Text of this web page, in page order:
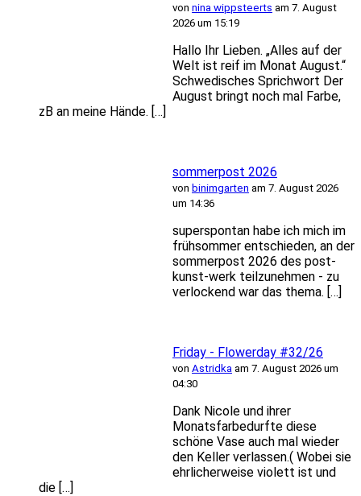
von nina wippsteerts am 7. August
2026 um 15:19
Hallo Ihr Lieben. „Alles auf der
Welt ist reif im Monat August.“
Schwedisches Sprichwort Der
August bringt noch mal Farbe,
zB an meine Hände. […]
sommerpost 2026
von binimgarten am 7. August 2026
um 14:36
superspontan habe ich mich im
frühsommer entschieden, an der
sommerpost 2026 des post-
kunst-werk teilzunehmen - zu
verlockend war das thema. […]
Friday - Flowerday #32/26
von Astridka am 7. August 2026 um
04:30
Dank Nicole und ihrer
Monatsfarbedurfte diese
schöne Vase auch mal wieder
den Keller verlassen.( Wobei sie
ehrlicherweise violett ist und
die […]